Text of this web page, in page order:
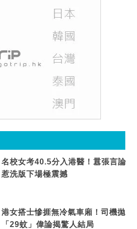
名校女考40.5分入港醫！囂張言論
惹洗版下場極震撼
港女搭士慘捱無冷氣車廂！司機拋
「29蚊」偉論揭驚人結局